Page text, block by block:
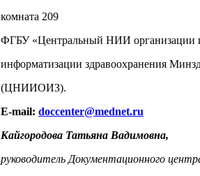
комната 209
ФГБУ «Центральный НИИ организации
информатизации здравоохранения
(ЦНИИОИЗ).
E-mail: doccenter@mednet.ru
Кайгородова Татьяна Вадимовна,
руководитель Документационного